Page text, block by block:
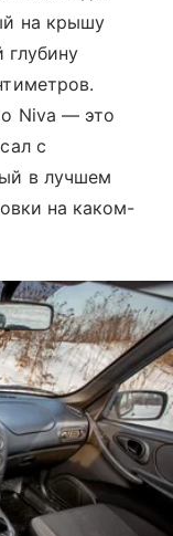
на крышу
глубину
Niva — это
с
в лучшем
на каком-